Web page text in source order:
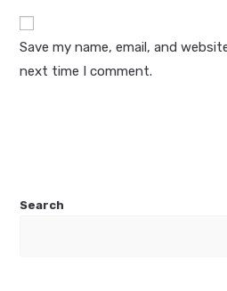
Save my name, email, and
next time I comment.
Search